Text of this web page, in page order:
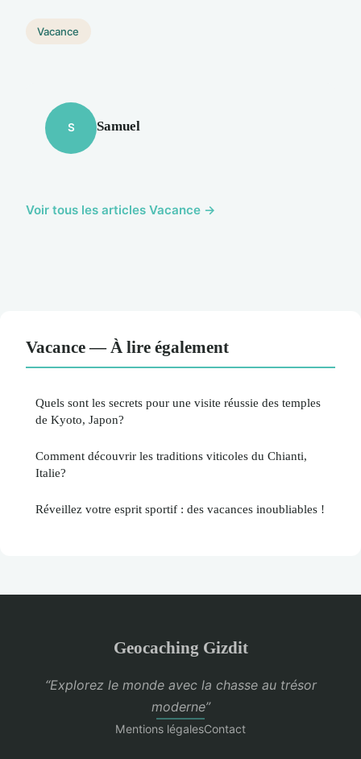
Vacance
S Samuel
Voir tous les articles Vacance →
Vacance — À lire également
Quels sont les secrets pour une visite réussie des temples
de Kyoto, Japon?
Comment découvrir les traditions viticoles du Chianti,
Italie?
Réveillez votre esprit sportif : des vacances inoubliables !
Geocaching Gizdit
“Explorez le monde avec la chasse au trésor
moderne”
Mentions légalesContact